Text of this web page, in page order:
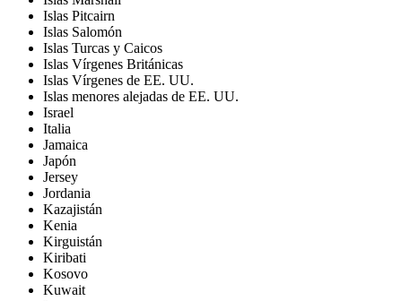
Islas Pitcairn
Islas Salomón
Islas Turcas y Caicos
Islas Vírgenes Británicas
Islas Vírgenes de EE. UU.
Islas menores alejadas de EE. UU.
Israel
Italia
Jamaica
Japón
Jersey
Jordania
Kazajistán
Kenia
Kirguistán
Kiribati
Kosovo
Kuwait